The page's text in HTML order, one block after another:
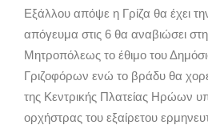
Εξάλλου απόψε η Γρίζα θα έχει
απόγευμα στις 6 θα αναβιώσει
Μητροπόλεως το έθιμο του
Γριζοφόρων ενώ το βράδυ θα
της Κεντρικής Πλατείας Ηρώων
ορχήστρας του εξαίρετου